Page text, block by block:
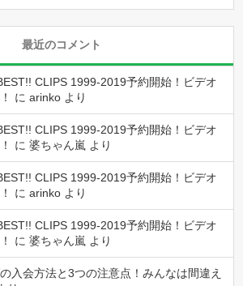
最近のコメント
CLIPS 1999-2019予約開始！ビデオ
にarinko より
CLIPS 1999-2019予約開始！ビデオ
に婆ちゃん嵐 より
CLIPS 1999-2019予約開始！ビデオ
にarinko より
CLIPS 1999-2019予約開始！ビデオ
に婆ちゃん嵐 より
入会方法と3つの注意点！みんなは間違え